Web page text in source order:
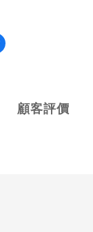
顧客評價